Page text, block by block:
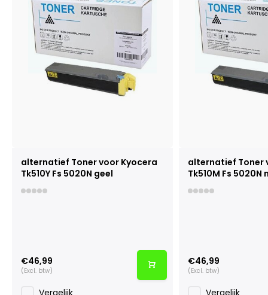
alternatief Toner voor Kyocera
Tk510Y Fs 5020N geel
€46,99
(Excl. btw)
alternatief Toner
Tk510M Fs
€46,99
(Excl. btw)